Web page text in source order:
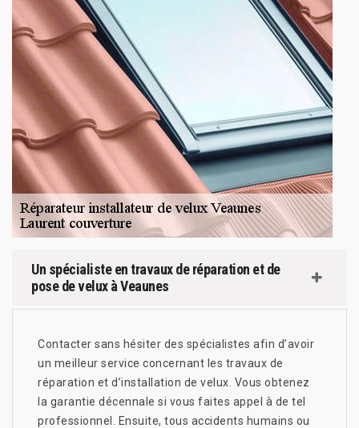
Un spécialiste en travaux de réparation et de
pose de velux à Veaunes
Contacter sans hésiter des spécialistes afin d’avoir
un meilleur service concernant les travaux de
réparation et d’installation de velux. Vous obtenez
la garantie décennale si vous faites appel à de tel
professionnel. Ensuite, tous accidents humains ou